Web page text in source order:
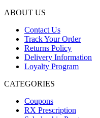
ABOUT US
Contact Us
Track Your Order
Returns Policy
Delivery Information
Loyalty Program
CATEGORIES
Coupons
RX Prescription